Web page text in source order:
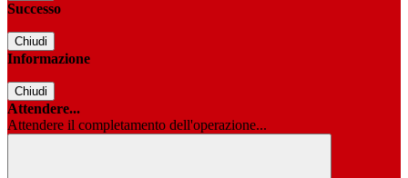
Successo
Chiudi
Informazione
Chiudi
Attendere...
Attendere il completamento dell'operazione...